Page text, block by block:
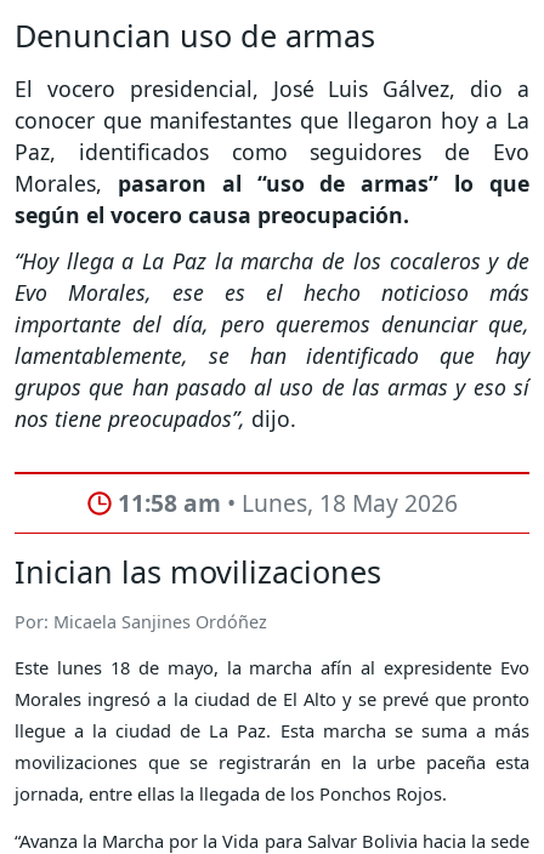
Denuncian uso de armas
El vocero presidencial, José Luis Gálvez, dio a
conocer que manifestantes que llegaron hoy a La
Paz, identificados como seguidores de Evo
Morales, pasaron al “uso de armas” lo que
según el vocero causa preocupación.
“Hoy llega a La Paz la marcha de los cocaleros y de
Evo Morales, ese es el hecho noticioso más
importante del día, pero queremos denunciar que,
lamentablemente, se han identificado que hay
grupos que han pasado al uso de las armas y eso sí
nos tiene preocupados”, dijo.
11:58 am • Lunes, 18 May 2026
Inician las movilizaciones
Por: Micaela Sanjines Ordóñez
Este lunes 18 de mayo, la marcha afín al expresidente Evo
Morales ingresó a la ciudad de El Alto y se prevé que pronto
llegue a la ciudad de La Paz. Esta marcha se suma a más
movilizaciones que se registrarán en la urbe paceña esta
jornada, entre ellas la llegada de los Ponchos Rojos.
“Avanza la Marcha por la Vida para Salvar Bolivia hacia la sede